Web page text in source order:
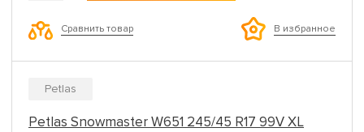
Сравнить товар В избранное
Petlas
Petlas Snowmaster W651 245/45 R17 99V XL